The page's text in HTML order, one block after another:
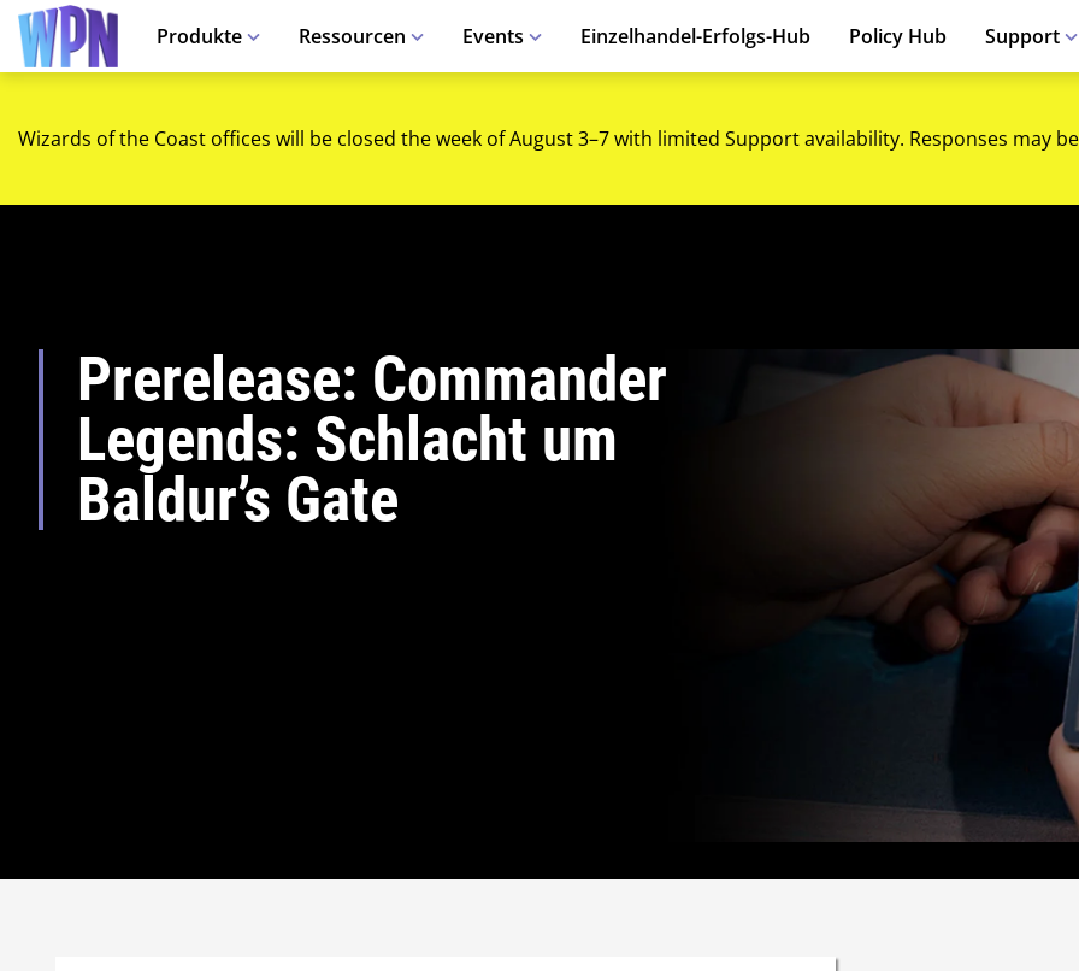
Produkte Ressourcen Events Einzelhandel-Erfolgs-Hub Policy Hub Support
Wizards of the Coast offices will be closed the week of August 3–7 with limited Support availability. Responses may
Prerelease: Commander
Legends: Schlacht um
Baldur’s Gate